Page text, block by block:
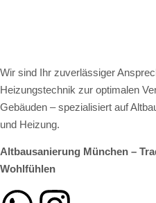
Wir sind Ihr zuverlässiger
Heizungstechnik zur optimalen
Gebäuden – spezialisiert auf
und Heizung.
Altbausanierung München –
Wohlfühlen